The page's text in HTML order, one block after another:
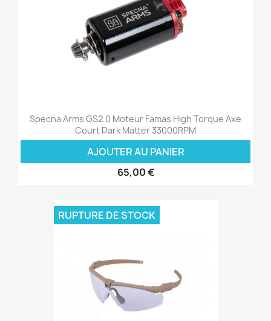
Specna Arms GS2.0 Moteur Famas High Torque Axe
Court Dark Matter 33000RPM
AJOUTER AU PANIER
65,00 €
RUPTURE DE STOCK